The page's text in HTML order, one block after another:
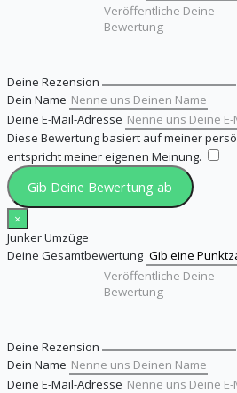
Deine Rezension
Dein Name
Deine E-Mail-Adresse
Diese Bewertung basiert auf meiner
entspricht meiner eigenen Meinung.
Gib Deine Bewertung ab
×
Junker Umzüge
Deine Gesamtbewertung
Deine Rezension
Dein Name
Deine E-Mail-Adresse